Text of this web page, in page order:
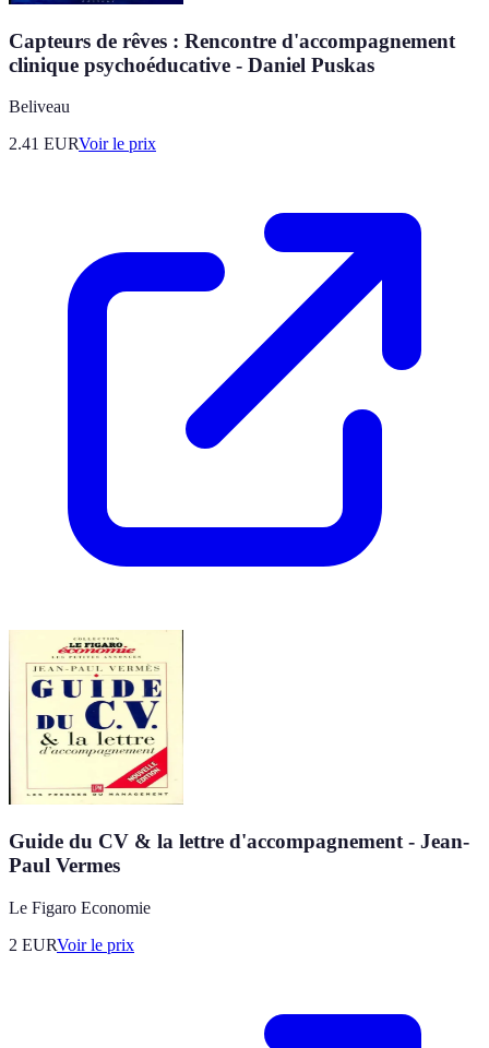
Capteurs de rêves : Rencontre d'accompagnement
clinique psychoéducative - Daniel Puskas
Beliveau
2.41 EURVoir le prix
Guide du CV & la lettre d'accompagnement - Jean-
Paul Vermes
Le Figaro Economie
2 EURVoir le prix